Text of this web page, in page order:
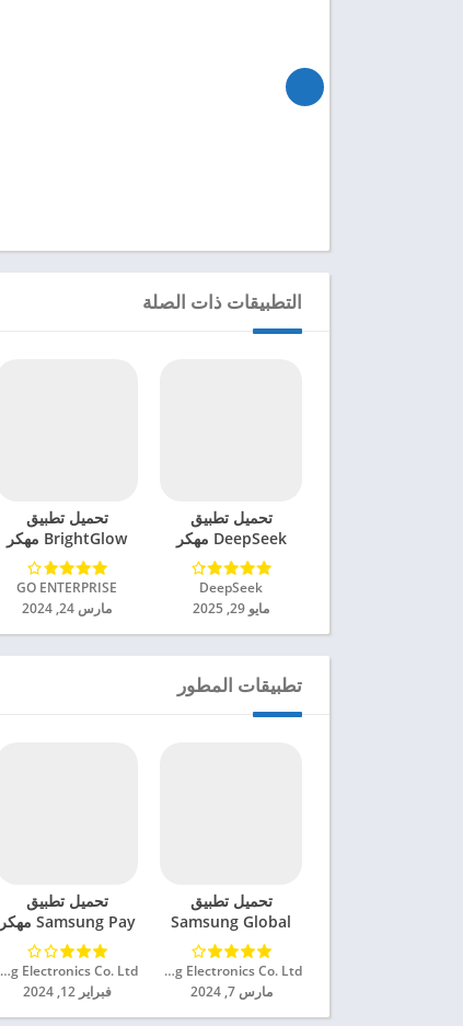
التطبيقات ذات الصلة
تحميل تطبيق
DeepSeek مهكر
للاندرويد 2025
DeepSeek‏
مايو 29, 2025
تحميل تطبيق
BrightGlow مهكر
للاندرويد 2024
GO ENTERPRISE‏
مارس 24, 2024
تطبيقات المطور
تحميل تطبيق
Samsung Global
Goals مهكر للاندرويد
2024
Samsung Electronics Co. Ltd.‏
مارس 7, 2024
تحميل تطبيق
Samsung Pay مهكر
للاندرويد 2024
Samsung Electronics Co. Ltd.‏
فبراير 12, 2024